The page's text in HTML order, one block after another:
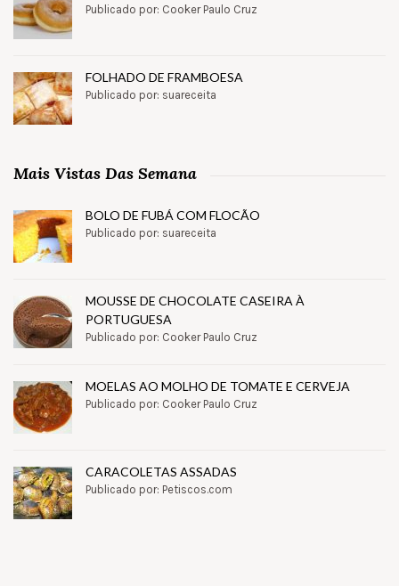
Publicado por: Cooker Paulo Cruz
FOLHADO DE FRAMBOESA
Publicado por: suareceita
Mais Vistas Das Semana
BOLO DE FUBÁ COM FLOCÃO
Publicado por: suareceita
MOUSSE DE CHOCOLATE CASEIRA À
PORTUGUESA
Publicado por: Cooker Paulo Cruz
MOELAS AO MOLHO DE TOMATE E CERVEJA
Publicado por: Cooker Paulo Cruz
CARACOLETAS ASSADAS
Publicado por: Petiscos.com